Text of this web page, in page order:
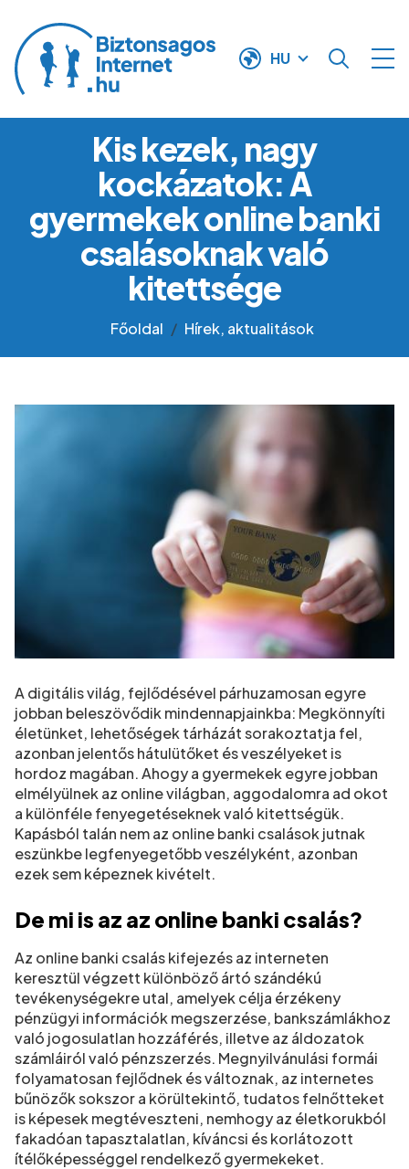
HU
Kis kezek, nagy
kockázatok: A
gyermekek online banki
csalásoknak való
kitettsége
Főoldal Hírek, aktualitások
A digitális világ, fejlődésével párhuzamosan egyre
jobban beleszövődik mindennapjainkba: Megkönnyíti
életünket, lehetőségek tárházát sorakoztatja fel,
azonban jelentős hátulütőket és veszélyeket is
hordoz magában. Ahogy a gyermekek egyre jobban
elmélyülnek az online világban, aggodalomra ad okot
a különféle fenyegetéseknek való kitettségük.
Kapásból talán nem az online banki csalások jutnak
eszünkbe legfenyegetőbb veszélyként, azonban
ezek sem képeznek kivételt.
De mi is az az online banki csalás?
Az online banki csalás kifejezés az interneten
keresztül végzett különböző ártó szándékú
tevékenységekre utal, amelyek célja érzékeny
pénzügyi információk megszerzése, bankszámlákhoz
való jogosulatlan hozzáférés, illetve az áldozatok
számláiról való pénzszerzés. Megnyilvánulási formái
folyamatosan fejlődnek és változnak, az internetes
bűnözők sokszor a körültekintő, tudatos felnőtteket
is képesek megtéveszteni, nemhogy az életkorukból
fakadóan tapasztalatlan, kíváncsi és korlátozott
ítélőképességgel rendelkező gyermekeket.